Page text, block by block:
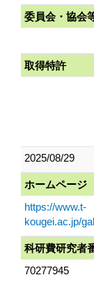
委員会・協会
取得特許
2025/08/29
ホームページ
https://www.t-
kougei.ac.jp/
科研費研究者
70277945